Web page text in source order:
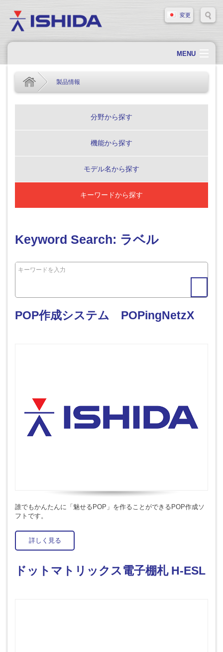
変更
MENU
会社概要
製品情報
新着情報
製品情報
分野から探す
機能から探す
モデル名から探す
キーワードから探す
Keyword Search: ラベル
POP作成システム POPingNetzX
誰でもかんたんに「魅せるPOP」を作ることができるPOP作成ソ
フトです。
詳しく見る
ドットマトリックス電子棚札 H-ESL